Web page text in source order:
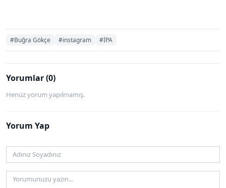
#Buğra Gökçe #instagram #İPA
Yorumlar (0)
Henüz yorum yapılmamış.
Yorum Yap